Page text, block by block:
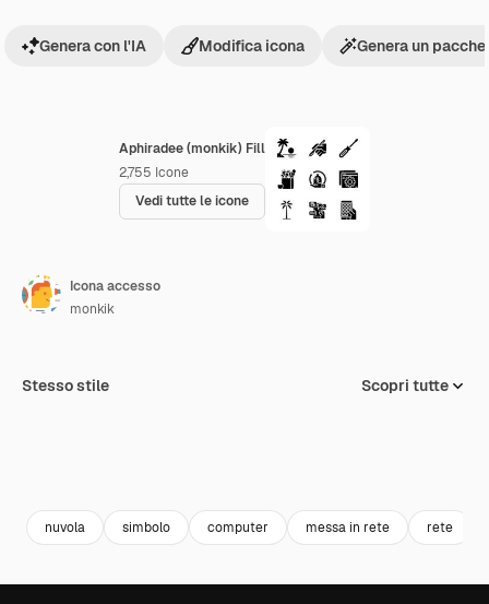
Aphiradee (monkik) Fill
2,755 Icone
Vedi tutte le icone
Genera con l'IA Modifica icona Genera un
Icona accesso
monkik
Stesso stile Scopri tutte
nuvola simbolo computer messa in rete rete